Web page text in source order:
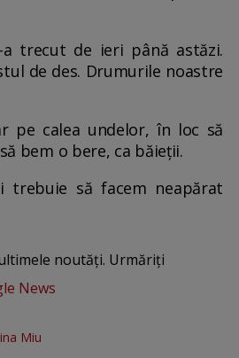
a trecut de ieri până astăzi.
de des. Drumurile noastre
pe calea undelor, în loc să
bem o bere, ca băieții.
trebuie să facem neapărat
noutăți. Urmăriți
News
Miu